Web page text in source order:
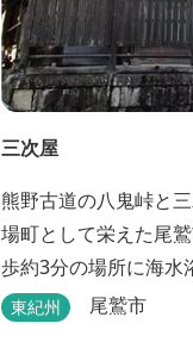
三次屋
熊野古道の八鬼峠と
場町として栄えた尾
歩約3分の場所に海水
はもちろん、林業体験
東紀州 尾鷲市